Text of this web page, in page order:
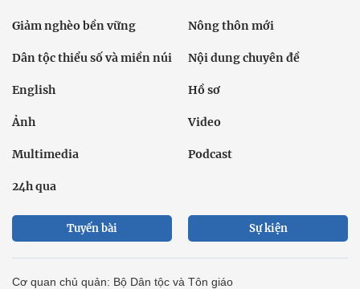
Giảm nghèo bền vững Nông thôn mới
Dân tộc thiểu số và miền núi Nội dung chuyên đề
English Hồ sơ
Ảnh Video
Multimedia Podcast
24h qua
Tuyến bài Sự kiện
Cơ quan chủ quản: Bộ Dân tộc và Tôn giáo